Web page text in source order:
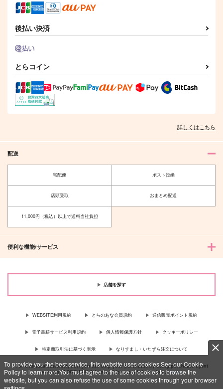
To provide you the best service, this website uses cookies.See our Cookie
Policy to learn more.You must agree to the use of cookies to browse the
website, but you can also refuse the use of some cookies through your browser
後払い決済
とらコイン
詳しくはこちら
配送
宅配便 ポスト投函
店頭受取 おまとめ配送
11,000円（税込）以上で送料当社負担
便利な機能/サービス
店舗を探す
WEBSITE利用規約 とらのあな会員規約 通信販売ポイント規約
電子書籍サービス利用規約 個人情報保護方針 クッキーポリシー
特定商取引法に基づく表示 なりすまし・いたずら注文について
For Overseas customer, now you can ship your purchases by using purchases agent
services “AOCS”! Click {more…} for more information …more